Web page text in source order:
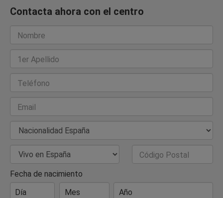
Contacta ahora con el centro
Nombre
1er Apellido
Teléfono
Email
Nacionalidad
País de Residencia
Código Postal
Fecha de nacimiento
Día
Mes Año